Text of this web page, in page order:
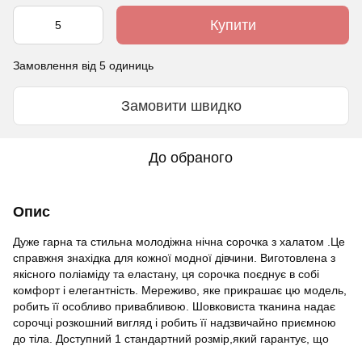
Купити
Замовлення від 5 одиниць
Замовити швидко
До обраного
Опис
Дуже гарна та стильна молодіжна нічна сорочка з халатом .Це
справжня знахідка для кожної модної дівчини. Виготовлена з
якісного поліаміду та еластану, ця сорочка поєднує в собі
комфорт і елегантність. Мереживо, яке прикрашає цю модель,
робить її особливо привабливою. Шовковиста тканина надає
сорочці розкошний вигляд і робить її надзвичайно приємною
до тіла. Доступний 1 стандартний розмір,який гарантує, що